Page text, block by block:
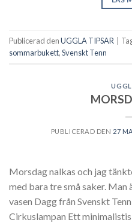
Publicerad denUGGLA TIPSAR
sommarbukett,Svenskt Tenn
PUBLICERAD DEN 27
Morsdag nalkas och jag
med bara tre små saker.
vasen Dagg från Svenskt
Cirkuslampan Ett